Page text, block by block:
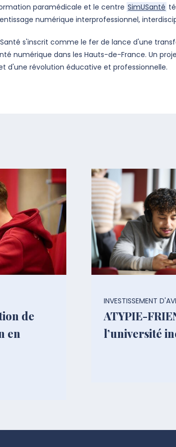
paramédicale et le centre SimUSanté
numérique interprofessionnel,
Santé s'inscrit comme le fer de lance d'une
numérique dans les Hauts-de-France. Un
d'une révolution éducative et professionnelle.
de
en
INVESTISSEMENT
ATYPIE-
l’université